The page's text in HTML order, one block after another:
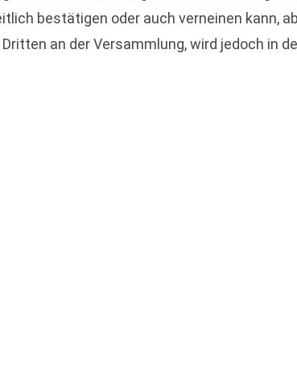
bestätigen oder auch verneinen kann,
an der Versammlung, wird jedoch in